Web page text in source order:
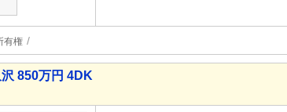
有権
850万円 4DK